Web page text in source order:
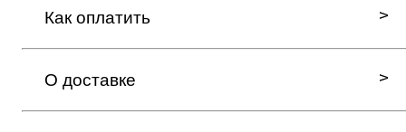
Как оплатить
О доставке